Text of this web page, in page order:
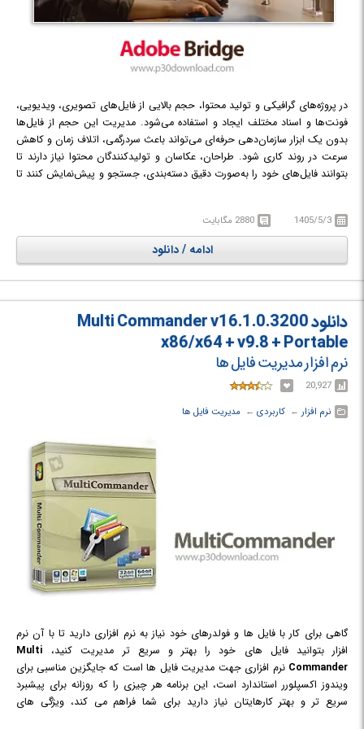
در پروژه‌های گرافیکی و تولید محتوا، حجم بالایی از فایل‌های تصویری، ویدیویی،
فونت‌ها و اسناد مختلف ایجاد و استفاده می‌شود. مدیریت این حجم از فایل‌ها
بدون یک ابزار سازمان‌دهی حرفه‌ای می‌تواند باعث سردرگمی، اتلاف زمان و کاهش
سرعت در روند کاری شود. طراحان، عکاسان و تولیدکنندگان محتوا نیاز دارند تا
بتوانند فایل‌های خود را به‌صورت دقیق دسته‌بندی، جستجو و پیش‌نمایش کنند تا
Adobe Bridge 2026یک نرم‌افزار قدرتمند مدیریت دارایی‌های دیجیتال
(Digital Asset Management) از شرکت Adobe است که به‌عنوان مرکز کنترل
فایل‌های مجموعه Creative Cloud شناخته می‌شود. این نرم‌افزار امکان مشاهده،
سازمان‌دهی، دسته‌بندی و مدیریت انواع فایل‌های گرافیکی و چندرسانه‌ای را بدون
عمل کرده و گردش کار حرفه‌ای طراحان را بسیار سریع‌تر و منظم‌تر می‌کند.
1405/5/3 2880 مگابایت
ادامه / دانلود
دانلود Multi Commander v16.1.0.3200
x86/x64 + v9.8 + Portable
نرم افزار مدیریت فایل ها
20,927
نرم افزار ← ‏ کاربردی ← ‏ مدیریت فایل ها
گاهی برای کار با فایل ها و فولدرهای خود نیاز به نرم افزاری دارید تا با آن نرم
افزار بتوانید فایل های خود را بهتر و سریع تر مدیریت کنید، Multi
Commander نرم افزاری جهت مدیریت فایل ها است که جایگزین مناسبی برای
ویندوز اکسپلورر استاندارد است، این برنامه هر چیزی را که روزانه برای پیشبرد
سریع تر و بهتر کارهایتان نیاز دارید برای شما فراهم می کند، ویژگی های